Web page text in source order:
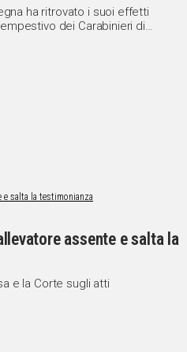
ha ritrovato i suoi effetti
dei Carabinieri di
assente e salta la
e la Corte sugli atti